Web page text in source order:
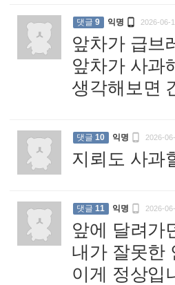
댓글 9 익명  2026-06-
앞차가 급브
앞차가 사과
생각해보면
댓글 10 익명  2026-
지뢰도 사과
댓글 11 익명  2026-
앞에 달려가
내가 잘못한
이게 정상입